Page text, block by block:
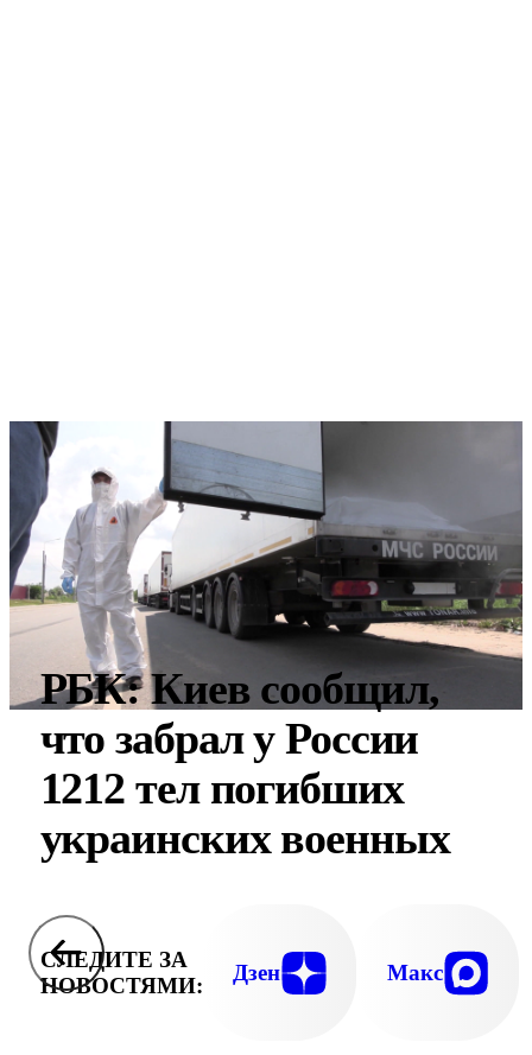
РБК: Киев сообщил,
что забрал у России
1212 тел погибших
украинских военных
СЛЕДИТЕ ЗА
НОВОСТЯМИ:
Дзен Макс